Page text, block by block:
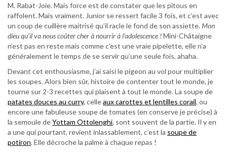
M. Rabat-Joie. Mais force est de constater que les pitous en
raffolent. Mais vraiment. Junior se ressert facile 3 fois, et c’est avec
un coup de cuillère maitrisé qu’il racle le fond de son assiette.Mon
dieu qu’il va nous coûter cher à nourrir à l’adolescence !Mini-Châtaigne
n’est pas en reste mais comme c’est une vraie pipelette, elle n’a
généralement le temps de se servir qu’une seule fois, ahaha.
Devant cet enthousiasme, j’ai saisi le pigeon au vol pour multiplier
les soupes. Alors bien sûr, histoire de contenter tout le monde, je
tourne sur 2-3 recettes qui plaisent à tout le monde. La soupe de
patates douces au curry, celleaux carottes et lentilles corail, ou
encore une fabuleuse soupe de tomates (en conserve je précise) à
la semoule deYottam Ottolenghi, sont souvent de la partie. Il y en
a une qui pourtant, revient inlassablement, c’est la soupe de
potiron. Elle décroche la palme à chaque repas !